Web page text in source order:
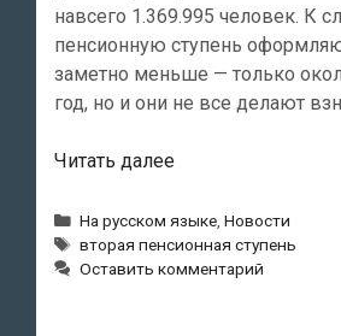
навсего 1.369.995 человек. К
пенсионную ступень
заметно меньше — только
год, но и они не все делают
Читать далееВторая
ступень
в
Эстонии
Рубрики
На русском языке ,Новости
Метки
вторая пенсионная ступень
Оставить комментарий